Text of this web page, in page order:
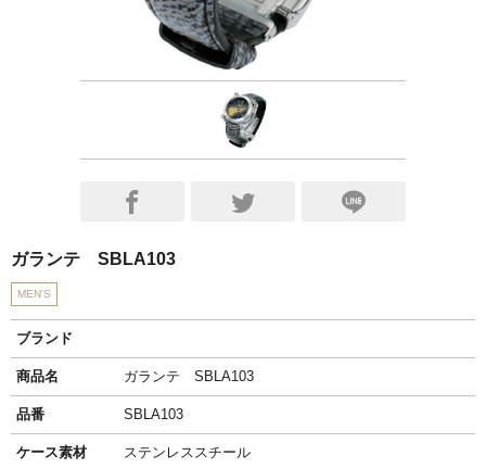
ガランテ SBLA103
MEN'S
ブランド
商品名 ガランテ SBLA103
品番 SBLA103
ケース素材 ステンレススチール